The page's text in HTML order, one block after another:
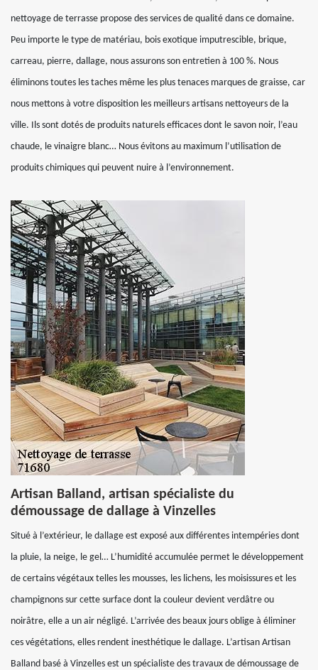
nettoyage de terrasse propose des services de qualité dans ce domaine.
Peu importe le type de matériau, bois exotique imputrescible, brique,
carreau, pierre, dallage, nous assurons son entretien à 100 %. Nous
éliminons toutes les taches même les plus tenaces marques de graisse, car
nous mettons à votre disposition les meilleurs artisans nettoyeurs de la
ville. Ils sont dotés de produits naturels efficaces dont le savon noir, l’eau
chaude, le vinaigre blanc… Nous évitons au maximum l’utilisation de
produits chimiques qui peuvent nuire à l’environnement.
Artisan Balland, artisan spécialiste du
démoussage de dallage à Vinzelles
Situé à l’extérieur, le dallage est exposé aux différentes intempéries dont
la pluie, la neige, le gel… L’humidité accumulée permet le développement
de certains végétaux telles les mousses, les lichens, les moisissures et les
champignons sur cette surface dont la couleur devient verdâtre ou
noirâtre, elle a un air négligé. L’arrivée des beaux jours oblige à éliminer
ces végétations, elles rendent inesthétique le dallage. L’artisan Artisan
Balland basé à Vinzelles est un spécialiste des travaux de démoussage de